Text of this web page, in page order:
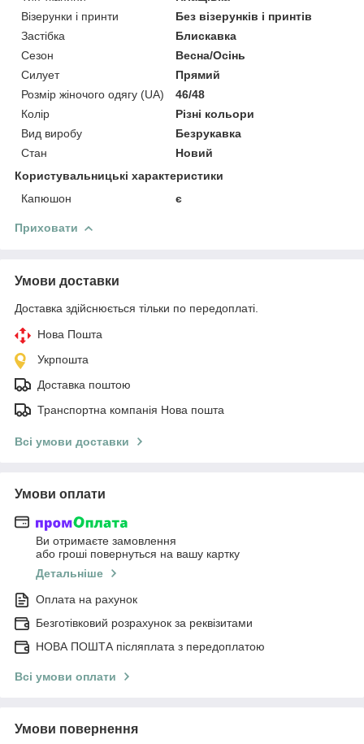
Візерунки і принти
Без візерунків і принтів
Застібка
Блискавка
Сезон
Весна/Осінь
Силует
Прямий
Розмір жіночого одягу (UA)
46/48
Колір
Різні кольори
Вид виробу
Безрукавка
Стан
Новий
Користувальницькі характеристики
Капюшон
є
Приховати
Умови доставки
Доставка здійснюється тільки по передоплаті.
Нова Пошта
Укрпошта
Доставка поштою
Транспортна компанія Нова пошта
Всі умови доставки
Умови оплати
Ви отримаєте замовлення
або гроші повернуться на вашу картку
Детальніше
Оплата на рахунок
Безготівковий розрахунок за реквізитами
НОВА ПОШТА післяплата з передоплатою
Всі умови оплати
Умови повернення